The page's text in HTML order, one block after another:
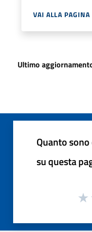
VAI ALLA PAGINA
Ultimo
Quanto
su questa